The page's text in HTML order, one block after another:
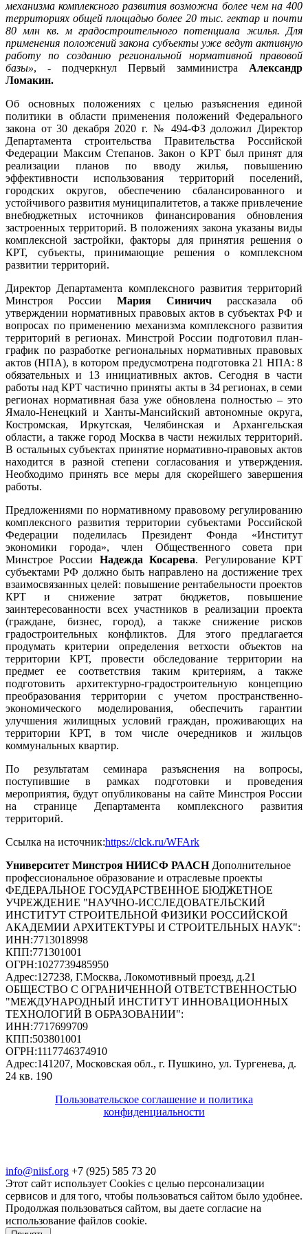
механизма комплексного развития возможна более чем на 400
территориях общей площадью более 20 тыс. гектар и почти
80 млн кв. м градостроительного потенциала жилья. Для
применения положений закона субъекты уже ведут активную
работу по созданию региональной нормативной правовой
базы», - подчеркнул Первый замминистра Александр
Ломакин.
Об основных положениях с целью разъяснения единой
политики в области применения положений Федерального
закона от 30 декабря 2020 г. № 494-ФЗ доложил Директор
Департамента строительства Правительства Российской
Федерации Максим Степанов. Закон о КРТ был принят для
реализации планов по вводу жилья, повышению
эффективности использования территорий поселений,
городских округов, обеспечению сбалансированного и
устойчивого развития муниципалитетов, а также привлечение
внебюджетных источников финансирования обновления
застроенных территорий. В положениях закона указаны виды
комплексной застройки, факторы для принятия решения о
КРТ, субъекты, принимающие решения о комплексном
развитии территорий.
Директор Департамента комплексного развития территорий
Минстроя России Мария Синичич рассказала об
утверждении нормативных правовых актов в субъектах РФ и
вопросах по применению механизма комплексного развития
территорий в регионах. Минстрой России подготовил план-
график по разработке региональных нормативных правовых
актов (НПА), в котором предусмотрена подготовка 21 НПА: 8
обязательных и 13 инициативных актов. Сегодня в части
работы над КРТ частично приняты акты в 34 регионах, в семи
регионах нормативная база уже обновлена полностью – это
Ямало-Ненецкий и Ханты-Мансийский автономные округа,
Костромская, Иркутская, Челябинская и Архангельская
области, а также город Москва в части нежилых территорий.
В остальных субъектах принятие нормативно-правовых актов
находится в разной степени согласования и утверждения.
Необходимо принять все меры для скорейшего завершения
работы.
Предложениями по нормативному правовому регулированию
комплексного развития территории субъектами Российской
Федерации поделилась Президент Фонда «Институт
экономики города», член Общественного совета при
Минстрое России Надежда Косарева. Регулирование КРТ
субъектами РФ должно быть направлено на достижение трех
взаимосвязанных целей: повышение рентабельности проектов
КРТ и снижение затрат бюджетов, повышение
заинтересованности всех участников в реализации проекта
(граждане, бизнес, город), а также снижение рисков
градостроительных конфликтов. Для этого предлагается
продумать критерии определения ветхости объектов на
территории КРТ, провести обследование территории на
предмет ее соответствия таким критериям, а также
подготовить архитектурно-градостроительную концепцию
преобразования территории с учетом пространственно-
экономического моделирования, обеспечить гарантии
улучшения жилищных условий граждан, проживающих на
территории КРТ, в том числе очередников и жильцов
коммунальных квартир.
По результатам семинара разъяснения на вопросы,
поступившие в рамках подготовки и проведения
мероприятия, будут опубликованы на сайте Минстроя России
на странице Департамента комплексного развития
территорий.
Ссылка на источник:https://clck.ru/WFArk
Университет Минстроя НИИСФ РААСН Дополнительное
профессиональное образование и отраслевые проекты
ФЕДЕРАЛЬНОЕ ГОСУДАРСТВЕННОЕ БЮДЖЕТНОЕ
УЧРЕЖДЕНИЕ "НАУЧНО-ИССЛЕДОВАТЕЛЬСКИЙ
ИНСТИТУТ СТРОИТЕЛЬНОЙ ФИЗИКИ РОССИЙСКОЙ
АКАДЕМИИ АРХИТЕКТУРЫ И СТРОИТЕЛЬНЫХ НАУК":
ИНН:7713018998
КПП:771301001
ОГРН:1027739485950
Адрес:127238, Г.Москва, Локомотивный проезд, д.21
ОБЩЕСТВО С ОГРАНИЧЕННОЙ ОТВЕТСТВЕННОСТЬЮ
"МЕЖДУНАРОДНЫЙ ИНСТИТУТ ИННОВАЦИОННЫХ
ТЕХНОЛОГИЙ В ОБРАЗОВАНИИ":
ИНН:7717699709
КПП:503801001
ОГРН:1117746374910
Адрес:141207, Московская обл., г. Пушкино, ул. Тургенева, д.
24 кв. 190
Пользовательское соглашение и политика
конфиденциальности
info@niisf.org +7 (925) 585 73 20
Этот сайт использует Cookies с целью персонализации
сервисов и для того, чтобы пользоваться сайтом было удобнее.
Продолжая пользоваться сайтом, вы даете согласие на
использование файлов cookie.